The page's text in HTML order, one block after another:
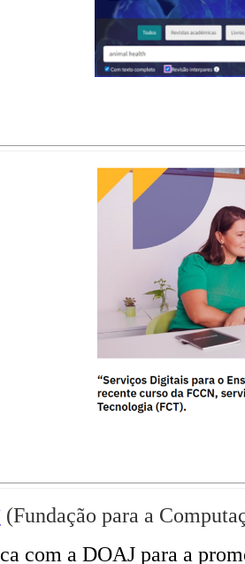
(Fundação para a
com a DOAJ para a